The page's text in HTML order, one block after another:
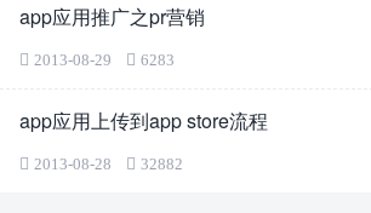
app应用推广之pr营销
2013-08-29 6283
app应用上传到app store流程
2013-08-28 32882